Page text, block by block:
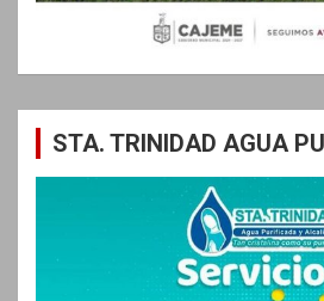
STA. TRINIDAD AGUA